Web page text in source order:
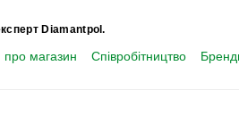
Diamantpol.
про магазин Співробітництво